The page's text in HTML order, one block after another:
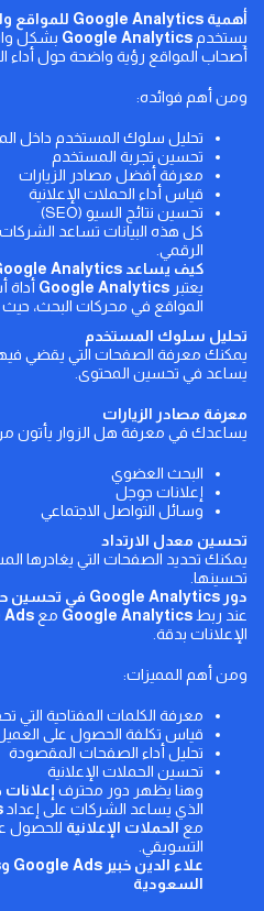
أهمية
للمواقع
يستخدم Google Analytics بشكل
أصحاب المواقع رؤية واضحة حول أداء
ومن أهم فوائده:
تحليل سلوك المستخدم داخل
تحسين تجربة المستخدم
معرفة أفضل مصادر الزيارات
قياس أداء الحملات الإعلانية
تحسين نتائج السيو (SEO)
كل هذه البيانات تساعد
الرقمي.
كيف يساعد
يعتبر Google Analytics
المواقع في محركات البحث،
تحليل سلوك المستخدم
يمكنك معرفة الصفحات التي يقضي
يساعد في تحسين المحتوى.
معرفة مصادر الزيارات
يساعدك في معرفة هل الزوار يأتون
البحث العضوي
إعلانات جوجل
وسائل التواصل الاجتماعي
تحسين معدل الارتداد
يمكنك تحديد الصفحات التي يغادرها
تحسينها.
دور
في تحسين
عند ربطGoogle Analytics مع Ads
الإعلانات بدقة.
ومن أهم المميزات:
معرفة الكلمات المفتاحية التي
قياس تكلفة الحصول على
تحليل أداء الصفحات المقصودة
تحسين الحملات الإعلانية
وهنا يظهر دور محترف
الذي يساعد الشركات على إعداد
مع الحملات الإعلانية للحصول
التسويقي.
علاء الدين خبير
و
السعودية